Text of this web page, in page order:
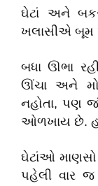
ઘેટાં અને
ખલાસીએ બૂમ
બધા ઊભા
ઊંચા અને
નહોતા, પણ
ઓળખાય છે.
ઘેટાંઓ
પહેલી વાર